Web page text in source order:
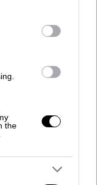
in below Google
the